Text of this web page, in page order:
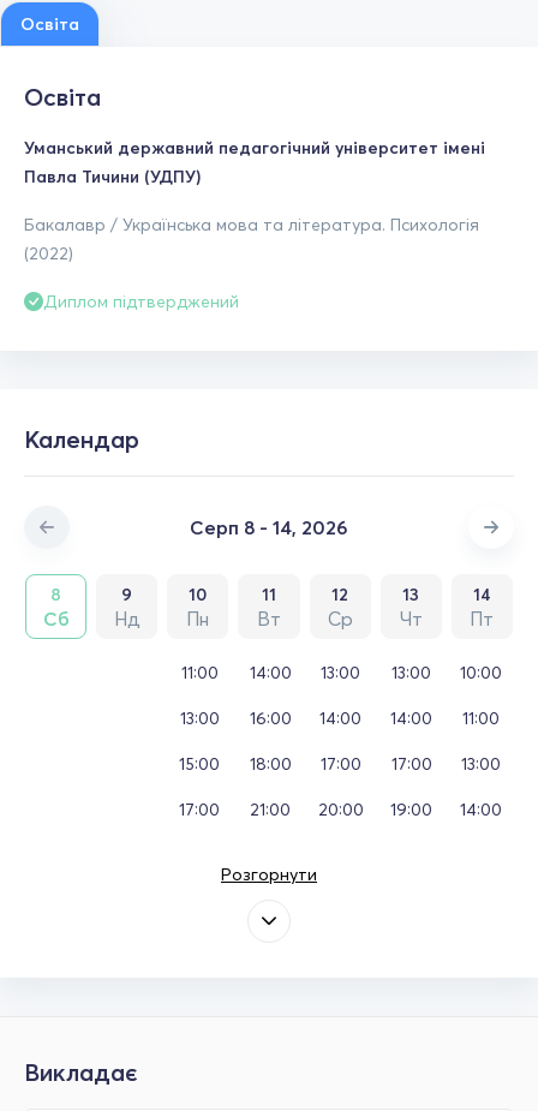
Освіта
Освіта
Уманський державний педагогічний університет імені
Павла Тичини (УДПУ)
Бакалавр / Українська мова та література. Психологія
(2022)
Диплом підтверджений
Календар
Серп 8 - 14, 2026
8
Сб
9
Нд
10
Пн
11
Вт
12
Ср
13
Чт
14
Пт
11:00
13:00
15:00
17:00
14:00
16:00
18:00
21:00
13:00
14:00
17:00
20:00
13:00
14:00
17:00
19:00
10:00
11:00
13:00
14:00
Розгорнути
Викладає